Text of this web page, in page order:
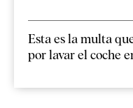
Esta es la multa
por lavar el coche